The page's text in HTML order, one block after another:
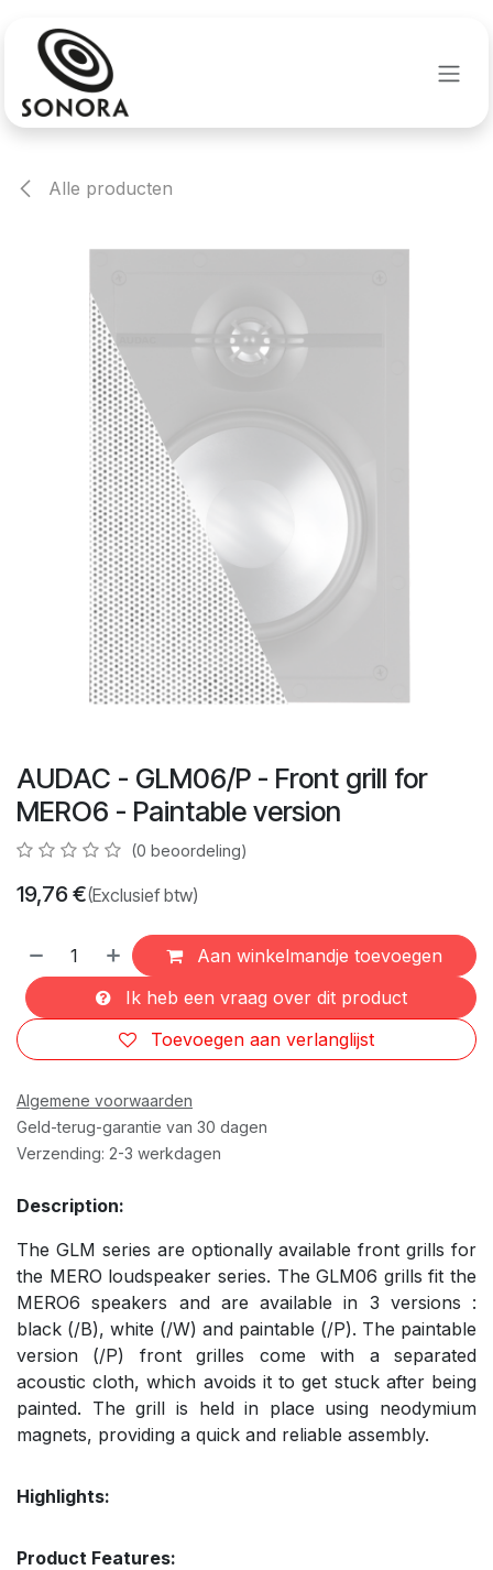
Alle producten
AUDAC - GLM06/P - Front grill for
MERO6 - Paintable version
(0 beoordeling)
19,76 €(Exclusief btw)
Aan winkelmandje toevoegen
Ik heb een vraag over dit product
Toevoegen aan verlanglijst
Algemene voorwaarden
Geld-terug-garantie van 30 dagen
Verzending: 2-3 werkdagen
Description:
The GLM series are optionally available front grills for
the MERO loudspeaker series. The GLM06 grills fit the
MERO6 speakers and are available in 3 versions :
black (/B), white (/W) and paintable (/P). The paintable
version (/P) front grilles come with a separated
acoustic cloth, which avoids it to get stuck after being
painted. The grill is held in place using neodymium
magnets, providing a quick and reliable assembly.
Highlights:
Product Features: